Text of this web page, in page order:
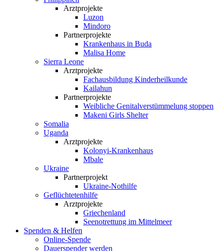
Arztprojekte
Luzon
Mindoro
Partnerprojekte
Krankenhaus in Buda
Malisa Home
Sierra Leone
Arztprojekte
Fachausbildung Kinderheilkunde
Kailahun
Partnerprojekte
Weibliche Genital­verstümmelung stoppen
Makeni Girls Shelter
Somalia
Uganda
Arztprojekte
Kolonyi-Krankenhaus
Mbale
Ukraine
Partnerprojekt
Ukraine-Nothilfe
Geflüchtetenhilfe
Arztprojekte
Griechenland
Seenotrettung im Mittelmeer
Spenden & Helfen
Online-Spende
Dauerspender werden